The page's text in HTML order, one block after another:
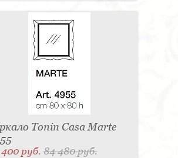
Tonin Casa Marte
400 руб.84 480 руб.